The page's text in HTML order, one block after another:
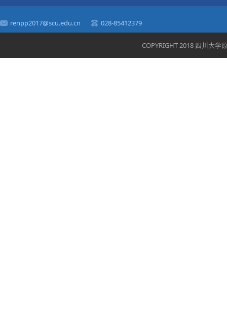
renpp2017@scu.edu.cn 028-85412379
COPYRIGHT 2018 四川大学